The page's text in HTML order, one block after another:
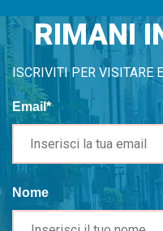
RIMANI
ISCRIVITI PER VISITARE